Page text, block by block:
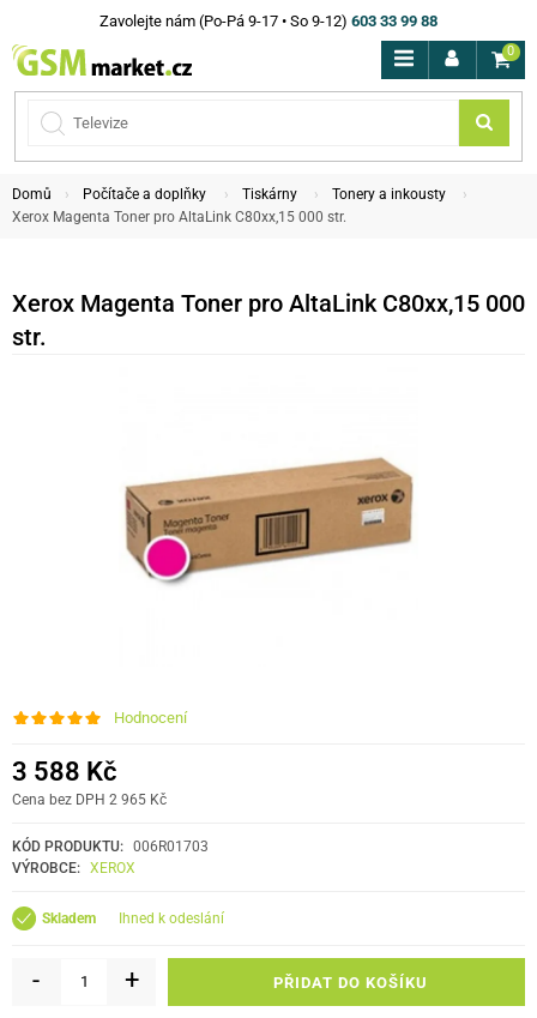
Zavolejte nám (Po-Pá 9-17 • So 9-12) 603 33 99 88
0
Domů Počítače a doplňky Tiskárny
Tonery a inkousty
Xerox Magenta Toner pro AltaLink C80xx,15 000 str.
Xerox Magenta Toner pro AltaLink C80xx,15 000
str.
Hodnocení
3 588 Kč
Cena bez DPH 2 965 Kč
KÓD PRODUKTU: 006R01703
VÝROBCE: XEROX
Skladem ihned k odeslání
- + PŘIDAT DO KOŠÍKU